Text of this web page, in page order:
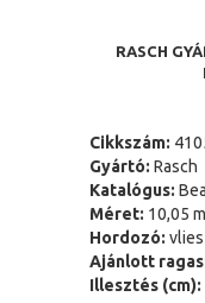
RASCH
Cikkszám:
Gyártó: Rasch
Katalógus:
Méret: 10,05
Hordozó: vlies
Ajánlott
Illesztés (cm):